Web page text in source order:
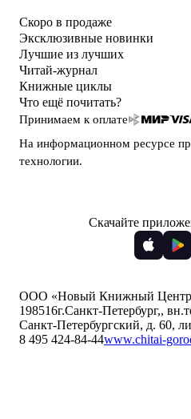
Скоро в продаже
Эксклюзивные новинки
Лучшие из лучших
Читай-журнал
Книжные циклы
Что ещё почитать?
Принимаем к оплате
На информационном ресурсе
технологии.
Скачайте
ООО «Новый Книжный
198516г.Санкт-Петербург,,
Санкт-Петербургский, д. 60,
8 495 424-84-44www.chitai-